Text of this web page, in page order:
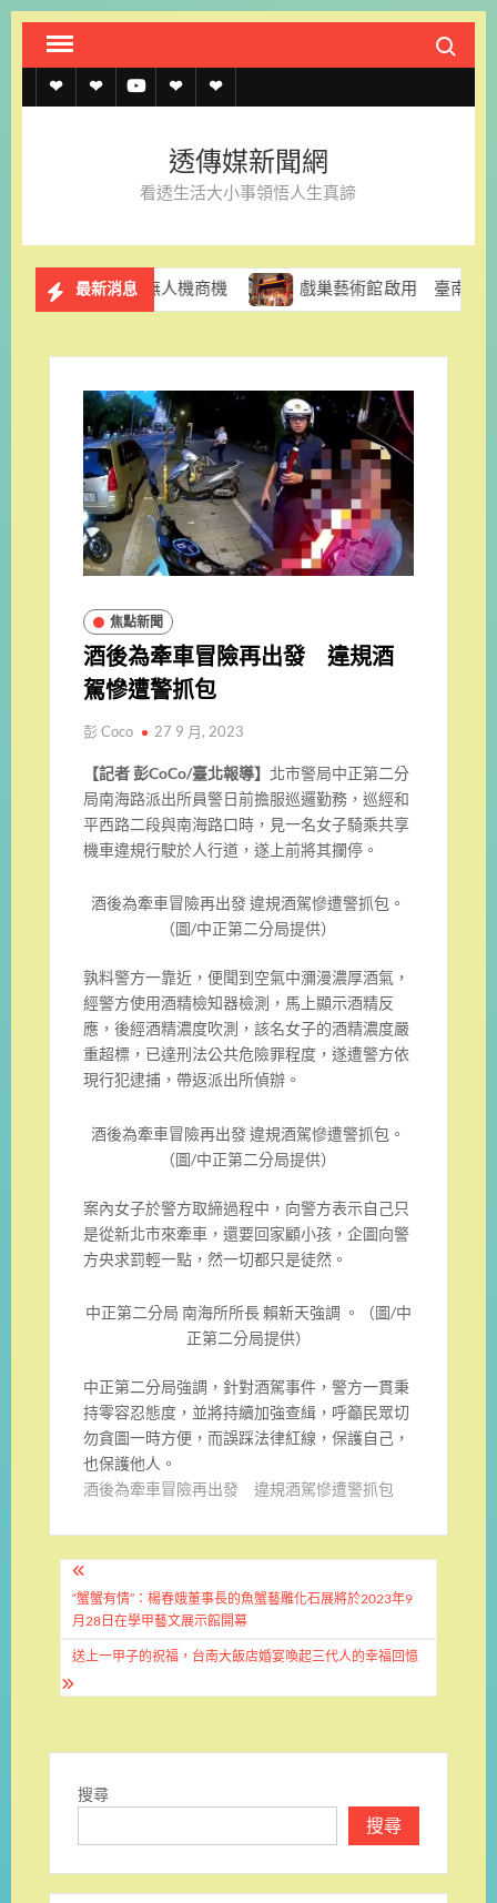
Skip
content
Search
透
約
透
上
記
單
透 聯
我
官
LINE
透傳媒新聞網
看透生活大小事領悟人生真諦
最新消息
與無人機商機 戲巢藝術館啟用 臺南再添推廣傳統戲
焦點新聞
酒後為牽車冒險再出發 違規酒
駕慘遭警抓包
彭 Coco 27 9 月, 2023
【記者 彭CoCo/臺北報導】 北市警局中正第二分
局南海路派出所員警日前擔服巡邏勤務，巡經和
平西路二段與南海路口時，見一名女子騎乘共享
機車違規行駛於人行道，遂上前將其攔停。
酒後為牽車冒險再出發 違規酒駕慘遭警抓包。
（圖/中正第二分局提供）
孰料警方一靠近，便聞到空氣中瀰漫濃厚酒氣，
經警方使用酒精檢知器檢測，馬上顯示酒精反
應，後經酒精濃度吹測，該名女子的酒精濃度嚴
重超標，已達刑法公共危險罪程度，遂遭警方依
現行犯逮捕，帶返派出所偵辦。
酒後為牽車冒險再出發 違規酒駕慘遭警抓包。
（圖/中正第二分局提供）
案內女子於警方取締過程中，向警方表示自己只
是從新北市來牽車，還要回家顧小孩，企圖向警
方央求罰輕一點，然一切都只是徒然。
中正第二分局 南海所所長 賴新天強調 。（圖/中
正第二分局提供）
中正第二分局強調，針對酒駕事件，警方一貫秉
持零容忍態度，並將持續加強查緝，呼籲民眾切
勿貪圖一時方便，而誤踩法律紅線，保護自己，
也保護他人。
酒後為牽車冒險再出發 違規酒駕慘遭警抓包
文
章
導
覽
“蟹蟹有情”：楊春娥董事長的魚蟹藝雕化石展將於2023年9
月28日在學甲藝文展示館開幕
送上一甲子的祝福，台南大飯店婚宴喚起三代人的幸福回憶
搜尋
搜尋